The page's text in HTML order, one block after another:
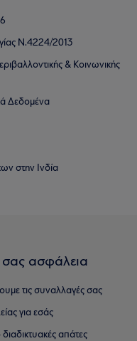
Ν.4224/2013
& Κοινωνικής
Δεδομένα
στην Ινδία
σας ασφάλεια
τις συναλλαγές σας
για εσάς
απάτες